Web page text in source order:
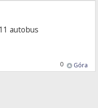
autobus
Góra
0